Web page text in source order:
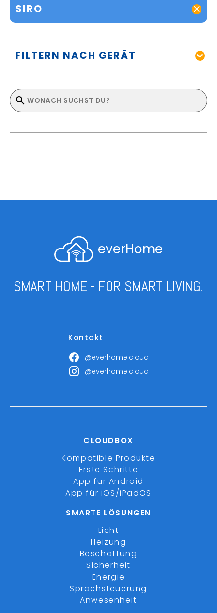
SIRO
FILTERN NACH GERÄT
everHome
SMART HOME - FOR SMART LIVING.
Kontakt
@everhome.cloud
@everhome.cloud
CLOUDBOX
Kompatible Produkte
Erste Schritte
App für Android
App für iOS/iPadOS
SMARTE LÖSUNGEN
Licht
Heizung
Beschattung
Sicherheit
Energie
Sprachsteuerung
Anwesenheit